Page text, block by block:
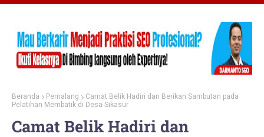
Beranda Pemalang
Camat Belik Hadiri dan Berikan Sambutan pada
Pelatihan Membatik di Desa Sikasur
Camat Belik Hadiri dan